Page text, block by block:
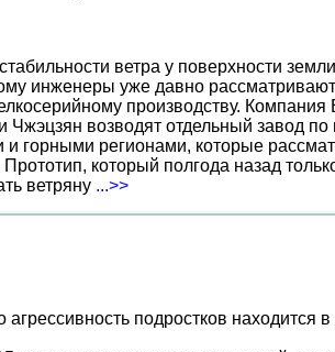
ветра у поверхности
инженеры уже давно
производству.
возводят отдельный завод
горными регионами, которые
который полгода назад
ветряну ...>>
подростков находится